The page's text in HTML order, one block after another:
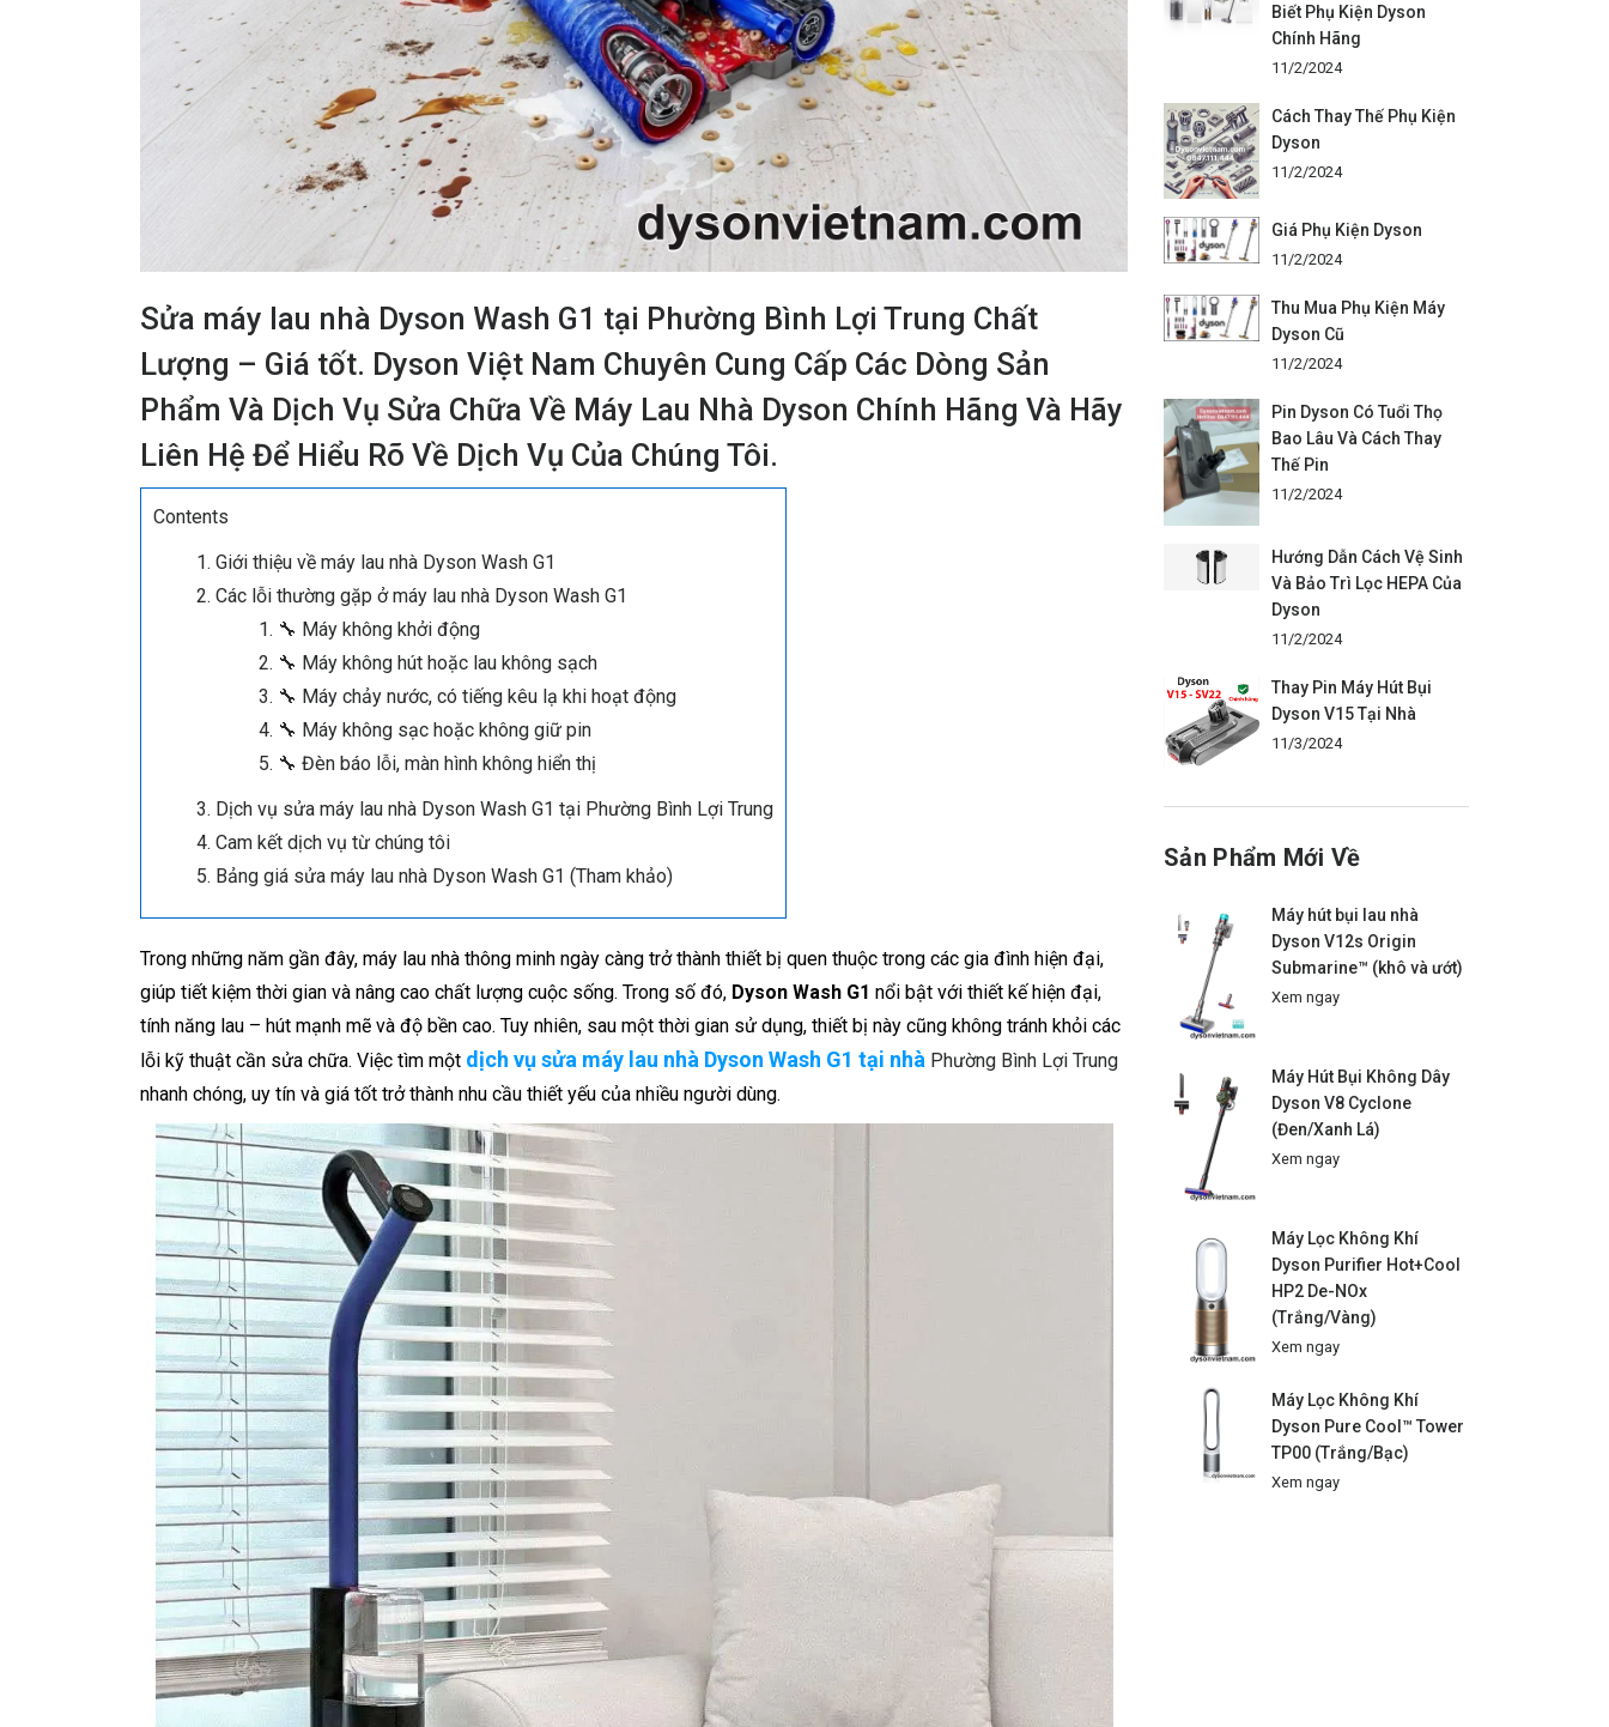
Sửa máy lau nhà Dyson Wash G1 tại Phường Bình Lợi Trung Chất
Lượng – Giá tốt. Dyson Việt Nam Chuyên Cung Cấp Các Dòng Sản
Phẩm Và Dịch Vụ Sửa Chữa Về Máy Lau Nhà Dyson Chính Hãng Và Hãy
Liên Hệ Để Hiểu Rõ Về Dịch Vụ Của Chúng Tôi.
Contents
Giới thiệu về máy lau nhà Dyson Wash G1
Các lỗi thường gặp ở máy lau nhà Dyson Wash G1
🔧 Máy không khởi động
🔧 Máy không hút hoặc lau không sạch
🔧 Máy chảy nước, có tiếng kêu lạ khi hoạt động
🔧 Máy không sạc hoặc không giữ pin
🔧 Đèn báo lỗi, màn hình không hiển thị
Dịch vụ sửa máy lau nhà Dyson Wash G1 tại Phường Bình Lợi Trung
Cam kết dịch vụ từ chúng tôi
Bảng giá sửa máy lau nhà Dyson Wash G1 (Tham khảo)
Trong những năm gần đây, máy lau nhà thông minh ngày càng trở thành thiết bị quen thuộc trong các gia đình hiện đại,
giúp tiết kiệm thời gian và nâng cao chất lượng cuộc sống. Trong số đó, Dyson Wash G1 nổi bật với thiết kế hiện đại,
tính năng lau – hút mạnh mẽ và độ bền cao. Tuy nhiên, sau một thời gian sử dụng, thiết bị này cũng không tránh khỏi các
lỗi kỹ thuật cần sửa chữa. Việc tìm một dịch vụ sửa máy lau nhà Dyson Wash G1 tại nhà Phường Bình Lợi Trung
nhanh chóng, uy tín và giá tốt trở thành nhu cầu thiết yếu của nhiều người dùng.
Biết Phụ Kiện Dyson
Chính Hãng
11/2/2024
Cách Thay Thế Phụ Kiện
Dyson
11/2/2024
Giá Phụ Kiện Dyson
11/2/2024
Thu Mua Phụ Kiện Máy
Dyson Cũ
11/2/2024
Pin Dyson Có Tuổi Thọ
Bao Lâu Và Cách Thay
Thế Pin
11/2/2024
Hướng Dẫn Cách Vệ Sinh
Và Bảo Trì Lọc HEPA Của
Dyson
11/2/2024
Thay Pin Máy Hút Bụi
Dyson V15 Tại Nhà
11/3/2024
Sản Phẩm Mới Về
Máy hút bụi lau nhà
Dyson V12s Origin
Submarine™ (khô và ướt)
Xem ngay
Máy Hút Bụi Không Dây
Dyson V8 Cyclone
(Đen/Xanh Lá)
Xem ngay
Máy Lọc Không Khí
Dyson Purifier Hot+Cool
HP2 De-NOx
(Trắng/Vàng)
Xem ngay
Máy Lọc Không Khí
Dyson Pure Cool™ Tower
TP00 (Trắng/Bạc)
Xem ngay